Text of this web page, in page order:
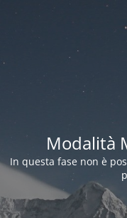
Modalità
In questa fase non è